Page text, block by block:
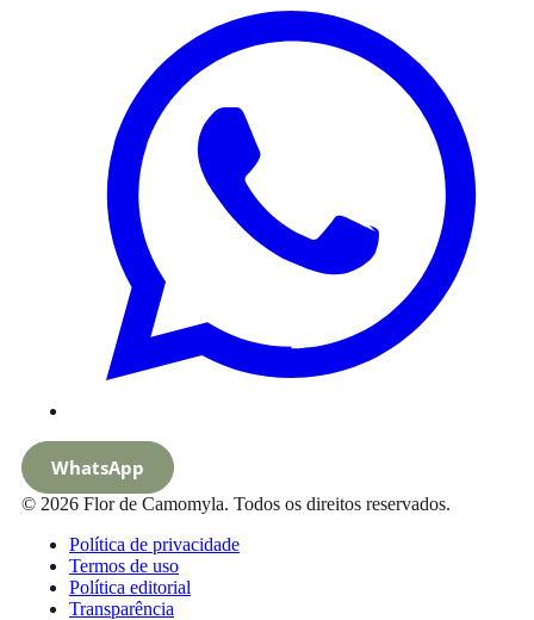
WhatsApp
© 2026 Flor de Camomyla. Todos os direitos reservados.
Política de privacidade
Termos de uso
Política editorial
Transparência